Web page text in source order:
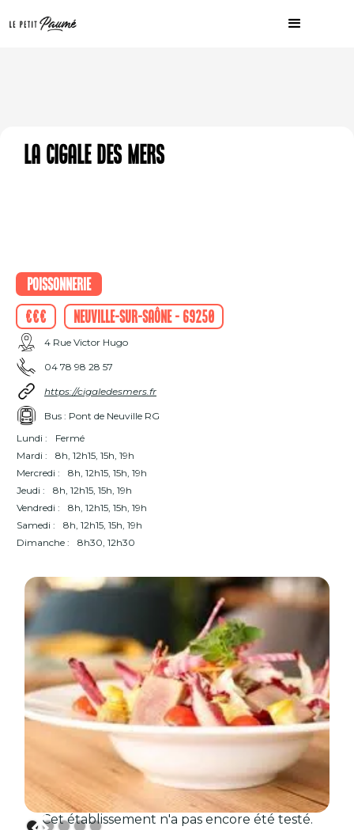
La Cigale des Mers
Poissonnerie
€€€
Neuville-sur-Saône - 69250
4 Rue Victor Hugo
04 78 98 28 57
https://cigaledesmers.fr
Bus : Pont de Neuville RG
Lundi :
Fermé
Mardi :
8h, 12h15, 15h, 19h
Mercredi :
8h, 12h15, 15h, 19h
Jeudi :
8h, 12h15, 15h, 19h
Vendredi :
8h, 12h15, 15h, 19h
Samedi :
8h, 12h15, 15h, 19h
Dimanche :
8h30, 12h30
Cet établissement n'a pas encore été testé.